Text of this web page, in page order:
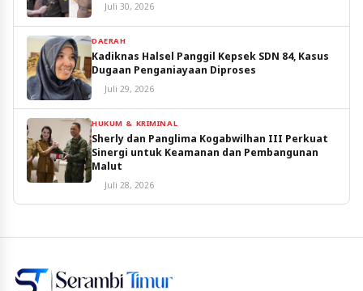
Juli 30, 2026
DAERAH
Kadiknas Halsel Panggil Kepsek SDN 84, Kasus
Dugaan Penganiayaan Diproses
Juli 29, 2026
HUKUM & KRIMINAL
Sherly dan Panglima Kogabwilhan III Perkuat
Sinergi untuk Keamanan dan Pembangunan
Malut
Juli 28, 2026